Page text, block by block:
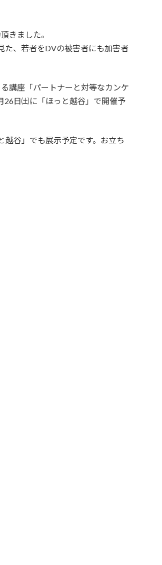
きました。
た、若者をDVの被害者にも加害者
講座「パートナーと対等なカンケ
26日㈯に「ほっと越谷」で開催予
越谷」でも展示予定です。お立ち